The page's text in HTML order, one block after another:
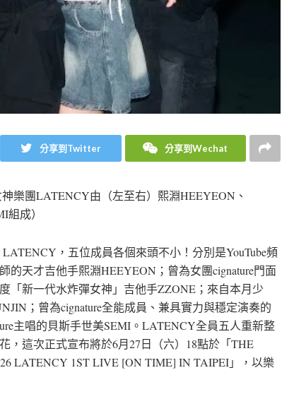
分享到Twitter 分享到Wechat
樂團LATENCY由（左至右）熙淵HEEYEON、
成）
，五位成員各個來頭不小！分別是YouTube頻
的天才吉他手熙淵HEEYEON；曾為女團cignature門面
「新一代水炸彈女神」吉他手ZZONE；來自本月少
；曾為cignature全能成員、兼具實力與穩定演奏的
主唱的貝斯手世美SEMI。LATENCY全員五人重新整
，這次正式宣布將於6月27日（六）18點於「THE
LATENCY 1ST LIVE [ON TIME] IN TAIPEI」，以樂